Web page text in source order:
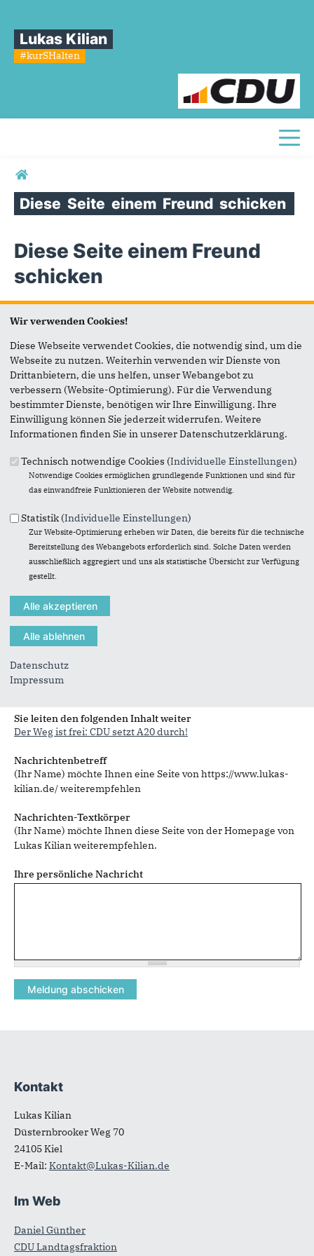
Lukas Kilian
#kurSHalten
Sie sind hier
Diese Seite einem Freund schicken
Diese Seite einem Freund
schicken
Seite versenden
Vielen Dank, dass Sie die Inhalte unserer Homepage
weiterempfehlen.
Anmerkung: Ihre E-Mail-Adresse wird benötigt um die
Personen, denen Sie die Seite weiterempfehlen, zu
informieren, von wem die Empfehlung kommt, und dass es
kein Spam ist.
Das mit * gekennzeichnete Feld ist ein Pflichtfeld.
Eigene E-Mail-Adresse*
Eigener Name
Sie leiten den folgenden Inhalt weiter
Der Weg ist frei: CDU setzt A20 durch!
Nachrichtenbetreff
(Ihr Name) möchte Ihnen eine Seite von https://www.lukas-
kilian.de/ weiterempfehlen
Nachrichten-Textkörper
(Ihr Name) möchte Ihnen diese Seite von der Homepage von
Lukas Kilian weiterempfehlen.
Ihre persönliche Nachricht
Fußbereich
Kontakt
Lukas Kilian
Düsternbrooker Weg 70
24105Kiel
E-Mail: Kontakt@Lukas-Kilian.de
Im Web
Daniel Günther
CDU Landtagsfraktion
Wir verwenden Cookies!
Diese Webseite verwendet Cookies, die notwendig sind, um die
Webseite zu nutzen. Weiterhin verwenden wir Dienste von
Drittanbietern, die uns helfen, unser Webangebot zu
verbessern (Website-Optimierung). Für die Verwendung
bestimmter Dienste, benötigen wir Ihre Einwilligung. Ihre
Einwilligung können Sie jederzeit widerrufen. Weitere
Informationen finden Sie in unserer Datenschutzerklärung.
Technisch notwendige Cookies (Individuelle Einstellungen)
Notwendige Cookies ermöglichen grundlegende Funktionen und sind für
das einwandfreie Funktionieren der Website notwendig.
Statistik (Individuelle Einstellungen)
Zur Website-Optimierung erheben wir Daten, die bereits für die technische
Bereitstellung des Webangebots erforderlich sind. Solche Daten werden
ausschließlich aggregiert und uns als statistische Übersicht zur Verfügung
gestellt.
Datenschutz
Impressum